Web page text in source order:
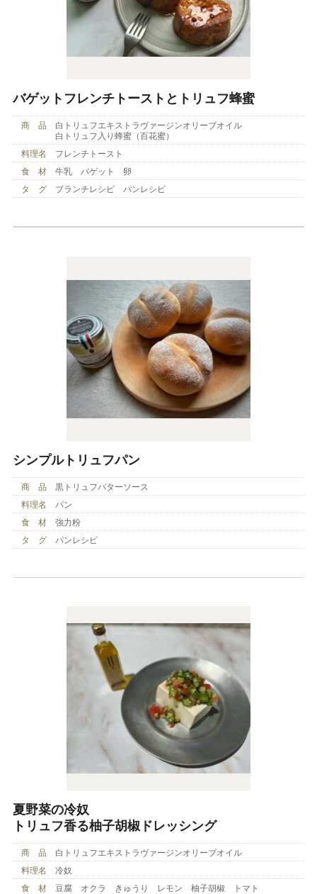
バゲットフレンチトーストとトリュフ蜂蜜
商 品
白トリュフエキストラヴァージンオリーブオイル
白トリュフ入り蜂蜜（百花蜜）
料理名
フレンチトースト
食 材
牛乳 バゲット 卵
タ グ
ブランチレシピ パンレシピ
シンプルトリュフパン
商 品
黒トリュフバターソース
料理名
パン
食 材
強力粉
タ グ
パンレシピ
夏野菜の冷奴
トリュフ香る柚子胡椒ドレッシング
商 品
白トリュフエキストラヴァージンオリーブオイル
料理名
冷奴
食 材
豆腐 オクラ きゅうり レモン 柚子胡椒 トマト